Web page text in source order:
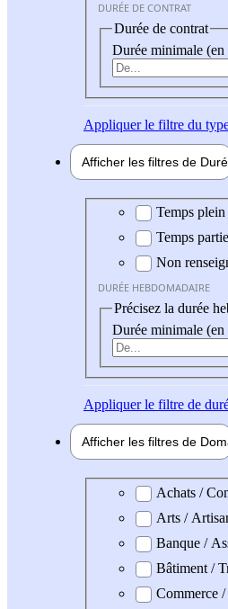
DURÉE DE CONTRAT
Durée de contrat
Durée minimale (en
Appliquerle filtre du
Afficher les filtres de
Durée hebdomadaire
Temps plein
Temps
Non
DURÉE HEBDOMADAIRE
Précisez la durée
Durée minimale (en
Appliquerle filtre de
Afficher les filtres de
Domaine professionel
Achats /
Arts /
Banque /
Bâtiment /
Commerce /